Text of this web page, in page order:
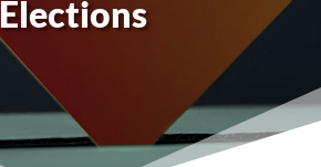
Élections